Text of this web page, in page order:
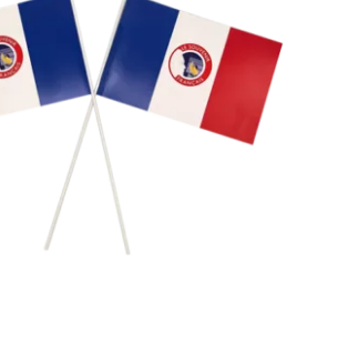
AJOUTER AU PANIER